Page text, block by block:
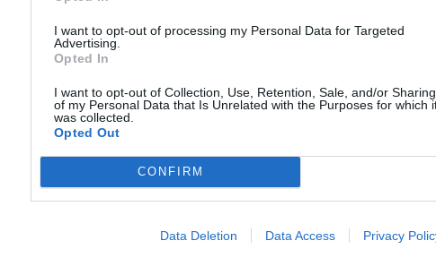
I want to opt-out of processing my Personal Data for Targeted
Advertising.
Opted In
I want to opt-out of Collection, Use, Retention, Sale, and/or Sharing
of my Personal Data that Is Unrelated with the Purposes for which
was collected.
Opted Out
CONFIRM
Data Deletion Data Access Privacy